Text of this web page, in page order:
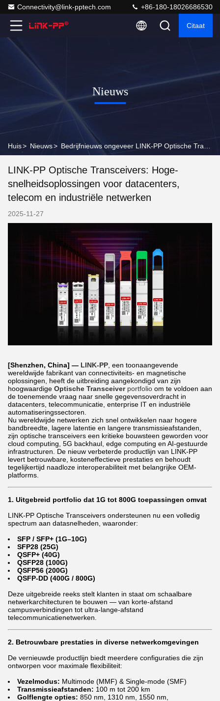
Connectivity@link-pptech.com +86-180-18026686530
Citaat
Nieuws
Huis> Nieuws>
LINK-PP Optische Transceivers: Hoge-
snelheidsoplossingen voor datacenters,
telecom en industriële netwerken
2025-11-27
[Shenzhen, China] — LINK-PP, een toonaangevende
wereldwijde fabrikant van connectiviteits- en magnetische
oplossingen, heeft de uitbreiding aangekondigd van zijn
hoogwaardige Optische Transceiverportfolio om te voldoen aan
de toenemende vraag naar snelle gegevensoverdracht in
datacenters, telecommunicatie, enterprise IT en industriële
automatiseringssectoren.
Nu wereldwijde netwerken zich snel ontwikkelen naar hogere
bandbreedte, lagere latentie en langere transmissieafstanden,
zijn optische transceivers een kritieke bouwsteen geworden voor
cloud computing, 5G backhaul, edge computing en AI-gestuurde
infrastructuren. De nieuw verbeterde productlijn van LINK-PP
levert betrouwbare, kosteneffectieve prestaties en behoudt
tegelijkertijd naadloze interoperabiliteit met belangrijke OEM-
platforms.
1. Uitgebreid portfolio dat 1G tot 800G toepassingen omvat
LINK-PP Optische Transceivers ondersteunen nu een volledig
spectrum aan datasnelheden, waaronder:
SFP / SFP+ (1G–10G)
SFP28 (25G)
QSFP+ (40G)
QSFP28 (100G)
QSFP56 (200G)
QSFP-DD (400G / 800G)
Deze uitgebreide reeks stelt klanten in staat om schaalbare
netwerkarchitecturen te bouwen — van korte-afstand
campusverbindingen tot ultra-lange-afstand
telecommunicatienetwerken.
2. Betrouwbare prestaties in diverse netwerkomgevingen
De vernieuwde productlijn biedt meerdere configuraties die zijn
ontworpen voor maximale flexibiliteit:
Vezelmodus: Multimode (MMF) & Single-mode (SMF)
Transmissieafstanden: 100 m tot 200 km
Golflengte opties: 850 nm, 1310 nm, 1550 nm,